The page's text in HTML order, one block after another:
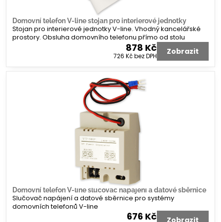
Domovní telefon V-line stojan pro interierové jednotky
Stojan pro interierové jednotky V-line. Vhodný kancelářské
prostory. Obsluha domovního telefonu přímo od stolu
878 Kč
726 Kčbez DPH Zobrazit
Domovní telefon V-line slučovač napájení a datové sběrnice
Slučovač napájení a datové sběrnice pro systémy
domovních telefonů V-line
676 Kč